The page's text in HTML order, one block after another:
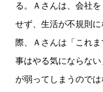
る。Ａさんは、会社
せず、生活が不規則
際、Ａさんは「これ
事はやる気にならな
が弱ってしまうのでは